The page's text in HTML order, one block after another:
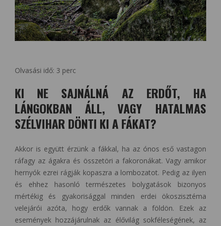
Olvasási idő: 3 perc
KI NE SAJNÁLNÁ AZ ERDŐT, HA
LÁNGOKBAN ÁLL, VAGY HATALMAS
SZÉLVIHAR DÖNTI KI A FÁKAT?
Akkor is együtt érzünk a fákkal, ha az ónos eső vastagon
ráfagy az ágakra és összetöri a fakoronákat. Vagy amikor
hernyók ezrei rágják kopaszra a lombozatot. Pedig az ilyen
és ehhez hasonló természetes bolygatások bizonyos
mértékig és gyakorisággal minden erdei ökoszisztéma
velejárói azóta, hogy erdők vannak a földön. Ezek az
események hozzájárulnak az élővilág sokféleségének, az